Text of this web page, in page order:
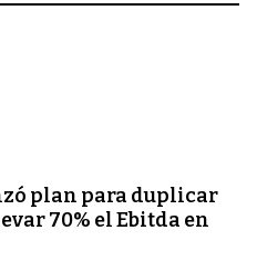
plan para duplicar
70% el Ebitda en